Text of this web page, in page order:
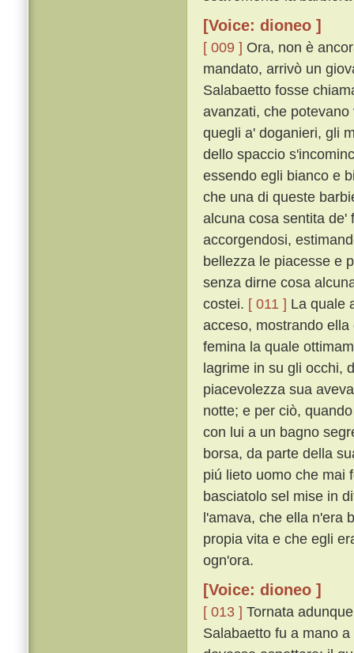
[Voice: dioneo ]
[ 009 ] Ora, non è
mandato, arrivò un
Salabaetto fosse
avanzati, che
quegli a' doganieri, gli
dello spaccio
essendo egli bianco e
che una di queste
alcuna cosa sentita de'
accorgendosi,
bellezza le piacesse e
senza dirne cosa
costei. [ 011 ] La quale
acceso, mostrando
femina la quale
lagrime in su gli occhi,
piacevolezza sua
notte; e per ciò,
con lui a un bagno
borsa, da parte della
piú lieto uomo che mai
basciatolo sel mise in
l'amava, che ella n'era
propia vita e che egli
ogn'ora.
[Voice: dioneo ]
[ 013 ] Tornata
Salabaetto fu a mano